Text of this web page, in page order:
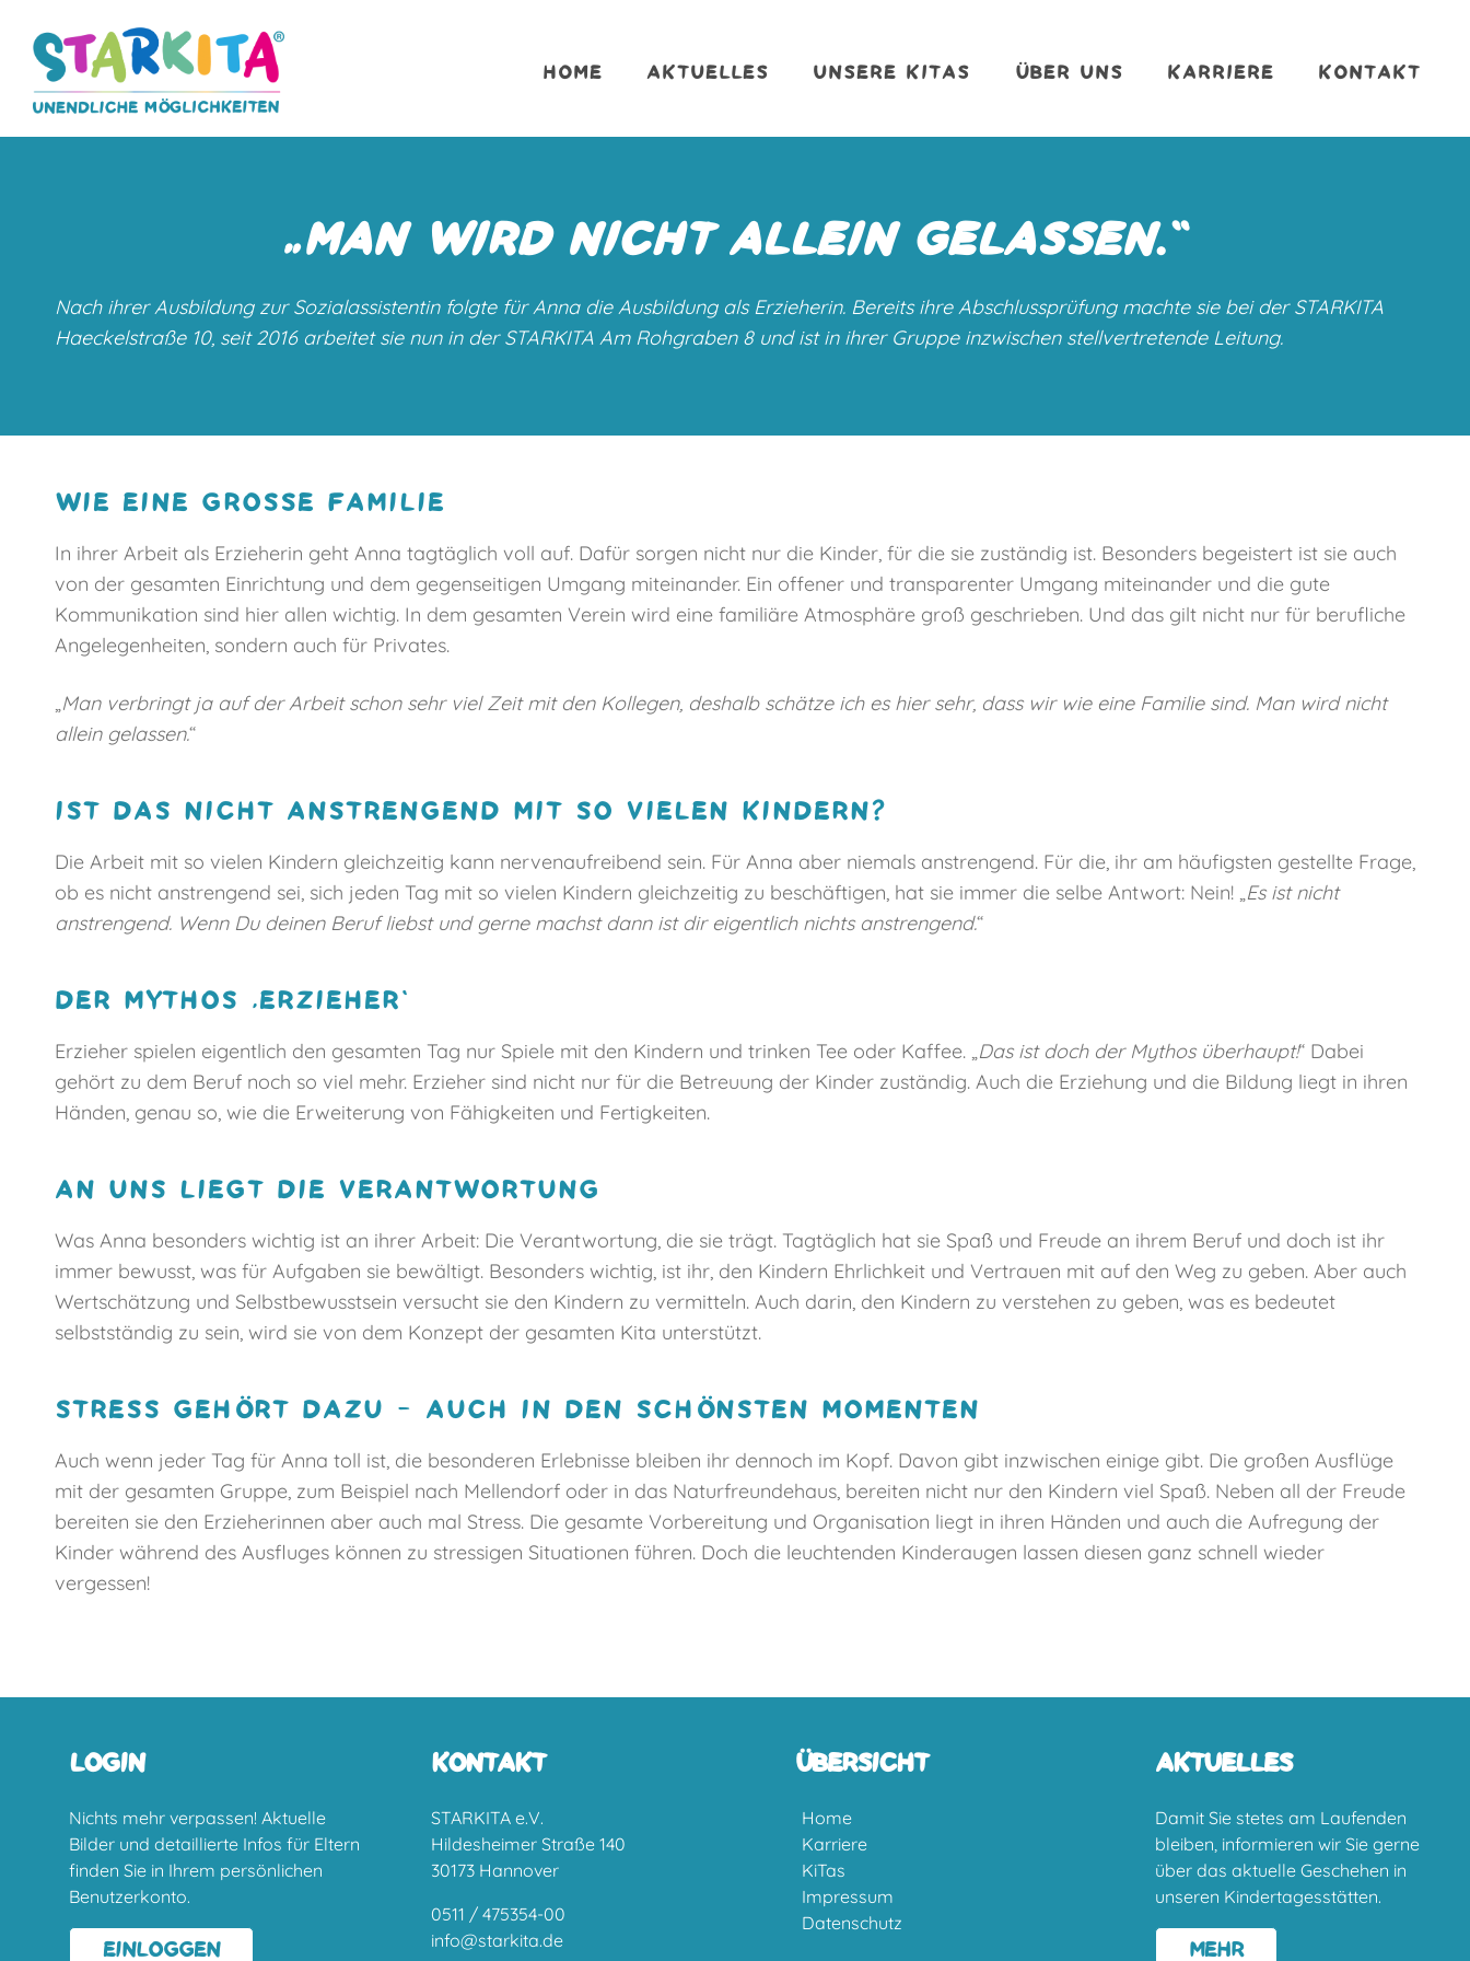
HOME AKTUELLES UNSERE KITAS ÜBER UNS KARRIERE KONTAKT
„MAN WIRD NICHT ALLEIN GELASSEN.“
Nach ihrer Ausbildung zur Sozialassistentin folgte für Anna die Ausbildung als Erzieherin. Bereits ihre Abschlussprüfung machte sie bei der STARKITA
Haeckelstraße 10, seit 2016 arbeitet sie nun in der STARKITA Am Rohgraben 8 und ist in ihrer Gruppe inzwischen stellvertretende Leitung.
WIE EINE GROSSE FAMILIE
In ihrer Arbeit als Erzieherin geht Anna tagtäglich voll auf. Dafür sorgen nicht nur die Kinder, für die sie zuständig ist. Besonders begeistert ist sie auch
von der gesamten Einrichtung und dem gegenseitigen Umgang miteinander. Ein offener und transparenter Umgang miteinander und die gute
Kommunikation sind hier allen wichtig. In dem gesamten Verein wird eine familiäre Atmosphäre groß geschrieben. Und das gilt nicht nur für berufliche
Angelegenheiten, sondern auch für Privates.
„Man verbringt ja auf der Arbeit schon sehr viel Zeit mit den Kollegen, deshalb schätze ich es hier sehr, dass wir wie eine Familie sind. Man wird nicht
allein gelassen.“
IST DAS NICHT ANSTRENGEND MIT SO VIELEN KINDERN?
Die Arbeit mit so vielen Kindern gleichzeitig kann nervenaufreibend sein. Für Anna aber niemals anstrengend. Für die, ihr am häufigsten gestellte Frage,
ob es nicht anstrengend sei, sich jeden Tag mit so vielen Kindern gleichzeitig zu beschäftigen, hat sie immer die selbe Antwort: Nein! „Es ist nicht
anstrengend. Wenn Du deinen Beruf liebst und gerne machst dann ist dir eigentlich nichts anstrengend.“
DER MYTHOS ‚ERZIEHER‘
Erzieher spielen eigentlich den gesamten Tag nur Spiele mit den Kindern und trinken Tee oder Kaffee. „Das ist doch der Mythos überhaupt!“ Dabei
gehört zu dem Beruf noch so viel mehr. Erzieher sind nicht nur für die Betreuung der Kinder zuständig. Auch die Erziehung und die Bildung liegt in ihren
Händen, genau so, wie die Erweiterung von Fähigkeiten und Fertigkeiten.
AN UNS LIEGT DIE VERANTWORTUNG
Was Anna besonders wichtig ist an ihrer Arbeit: Die Verantwortung, die sie trägt. Tagtäglich hat sie Spaß und Freude an ihrem Beruf und doch ist ihr
immer bewusst, was für Aufgaben sie bewältigt. Besonders wichtig, ist ihr, den Kindern Ehrlichkeit und Vertrauen mit auf den Weg zu geben. Aber auch
Wertschätzung und Selbstbewusstsein versucht sie den Kindern zu vermitteln. Auch darin, den Kindern zu verstehen zu geben, was es bedeutet
selbstständig zu sein, wird sie von dem Konzept der gesamten Kita unterstützt.
STRESS GEHÖRT DAZU – AUCH IN DEN SCHÖNSTEN MOMENTEN
Auch wenn jeder Tag für Anna toll ist, die besonderen Erlebnisse bleiben ihr dennoch im Kopf. Davon gibt inzwischen einige gibt. Die großen Ausflüge
mit der gesamten Gruppe, zum Beispiel nach Mellendorf oder in das Naturfreundehaus, bereiten nicht nur den Kindern viel Spaß. Neben all der Freude
bereiten sie den Erzieherinnen aber auch mal Stress. Die gesamte Vorbereitung und Organisation liegt in ihren Händen und auch die Aufregung der
Kinder während des Ausfluges können zu stressigen Situationen führen. Doch die leuchtenden Kinderaugen lassen diesen ganz schnell wieder
vergessen!
LOGIN
Nichts mehr verpassen! Aktuelle
Bilder und detaillierte Infos für Eltern
finden Sie in Ihrem persönlichen
Benutzerkonto.
EINLOGGEN
KONTAKT
STARKITA e.V.
Hildesheimer Straße 140
30173 Hannover
0511 / 475354-00
info@starkita.de
ÜBERSICHT
Home
Karriere
KiTas
Impressum
Datenschutz
AKTUELLES
Damit Sie stetes am Laufenden
bleiben, informieren wir Sie gerne
über das aktuelle Geschehen in
unseren Kindertagesstätten.
MEHR